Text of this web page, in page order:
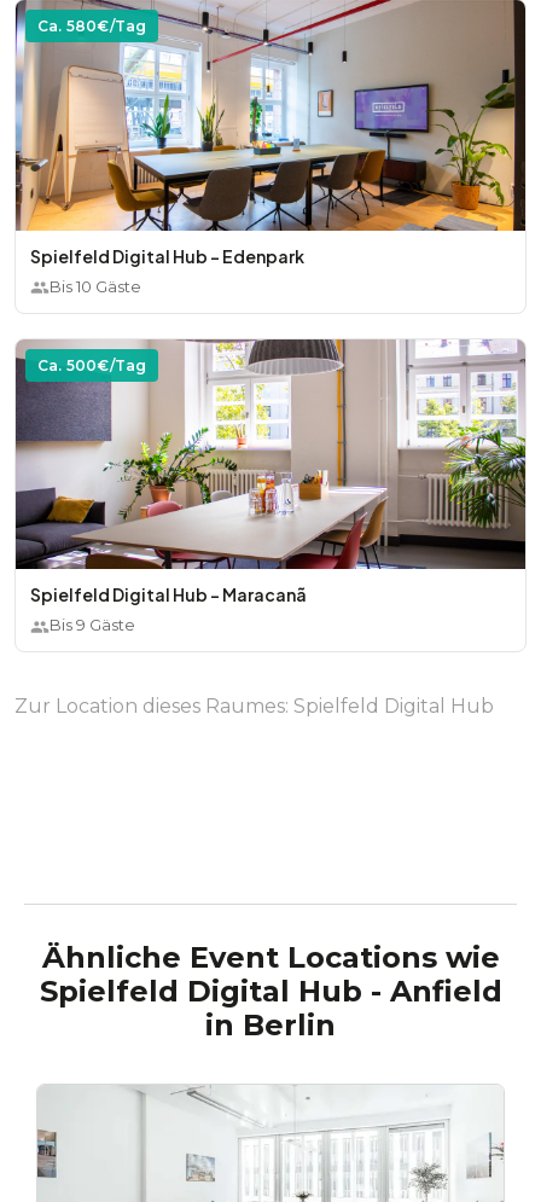
Ca. 580€/Tag
Spielfeld Digital Hub - Edenpark
Bis10 Gäste
Ca. 500€/Tag
Spielfeld Digital Hub - Maracanã
Bis9 Gäste
Zur Location dieses Raumes: Spielfeld Digital Hub
Ähnliche Event Locations wie
Spielfeld Digital Hub - Anfield
in Berlin